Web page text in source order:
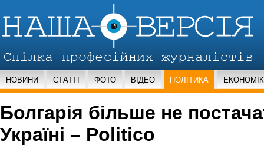
НОВИНИ СТАТТІ ФОТО ВІДЕО ПОЛІТИКА
Болгарія більше не
Україні – Politico